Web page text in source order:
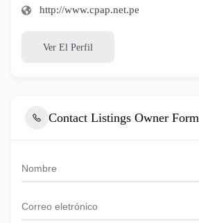
http://www.cpap.net.pe
Ver El Perfil
Contact Listings Owner Form